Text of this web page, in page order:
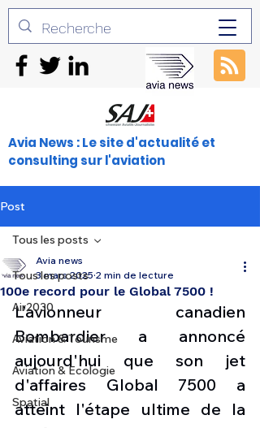
Avia News : Le site d'actualité et
consulting sur l'aviation
Post
Tous les posts
Air2030
Aviation & Tourisme
Aviation & Ecologie
Spatial
Tous les posts
100e record pour le Global 7500 !
Avia news
3 mars 2025 2 min de lecture
L’avionneur canadien
Bombardier a annoncé
aujourd'hui que son jet
d'affaires Global 7500 a
atteint l'étape ultime de la